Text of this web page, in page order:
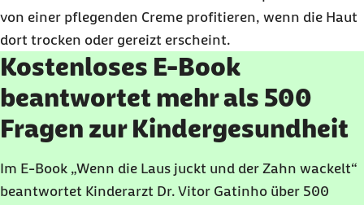
von einer pflegenden Creme profitieren, wenn die Haut
dort trocken oder gereizt erscheint.
Kostenloses E-Book
beantwortet mehr als 500
Fragen zur Kindergesundheit
Im E-Book „Wenn die Laus juckt und der Zahn wackelt“
beantwortet Kinderarzt Dr. Vitor Gatinho über 500